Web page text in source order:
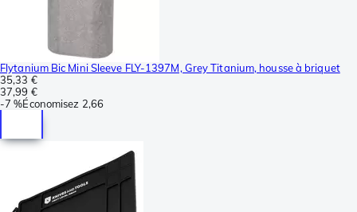
Flytanium Bic Mini Sleeve FLY-1397M, Grey Titanium, housse à briquet
35,33 €
37,99 €
-7 %Économisez 2,66